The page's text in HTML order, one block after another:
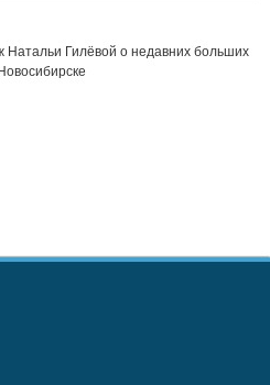
Натальи Гилёвой о недавних больших